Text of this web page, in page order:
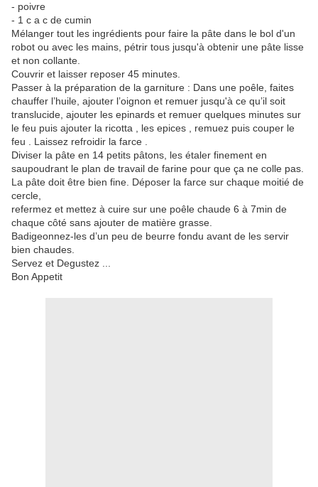
- poivre
- 1 c a c de cumin
Mélanger tout les ingrédients pour faire la pâte dans le bol d'un
robot ou avec les mains, pétrir tous jusqu'à obtenir une pâte lisse
et non collante.
Couvrir et laisser reposer 45 minutes.
Passer à la préparation de la garniture : Dans une poêle, faites
chauffer l’huile, ajouter l’oignon et remuer jusqu'à ce qu’il soit
translucide, ajouter les epinards et remuer quelques minutes sur
le feu puis ajouter la ricotta , les epices , remuez puis couper le
feu . Laissez refroidir la farce .
Diviser la pâte en 14 petits pâtons, les étaler finement en
saupoudrant le plan de travail de farine pour que ça ne colle pas.
La pâte doit être bien fine. Déposer la farce sur chaque moitié de
cercle,
refermez et mettez à cuire sur une poêle chaude 6 à 7min de
chaque côté sans ajouter de matière grasse.
Badigeonnez-les d’un peu de beurre fondu avant de les servir
bien chaudes.
Servez et Degustez ...
Bon Appetit